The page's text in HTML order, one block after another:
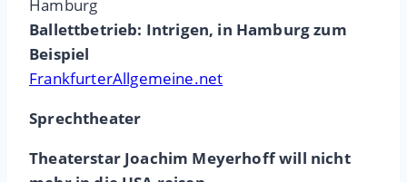
Hamburg
Ballettbetrieb: Intrigen, in Hamburg zum
Beispiel
FrankfurterAllgemeine.net
Sprechtheater
Theaterstar Joachim Meyerhoff will nicht